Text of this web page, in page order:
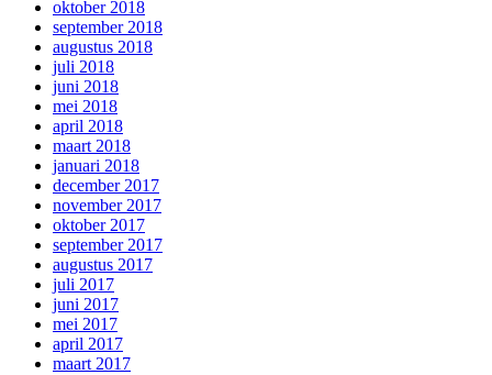
oktober 2018
september 2018
augustus 2018
juli 2018
juni 2018
mei 2018
april 2018
maart 2018
januari 2018
december 2017
november 2017
oktober 2017
september 2017
augustus 2017
juli 2017
juni 2017
mei 2017
april 2017
maart 2017